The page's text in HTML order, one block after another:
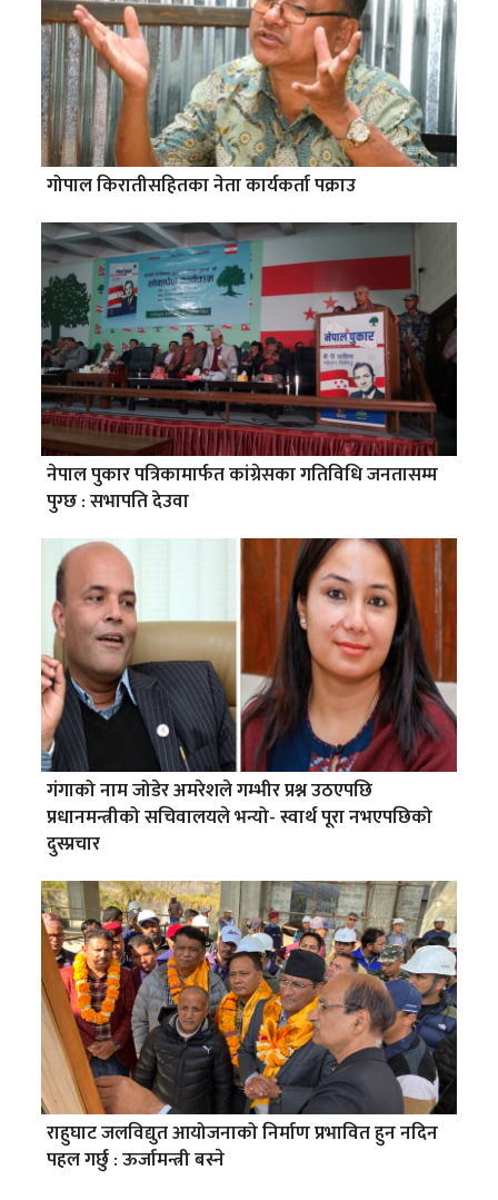
गोपाल किरातीसहितका नेता कार्यकर्ता पक्राउ
नेपाल पुकार पत्रिकामार्फत कांग्रेसका गतिविधि जनतासम्म
पुग्छ : सभापति देउवा
गंगाको नाम जोडेर अमरेशले गम्भीर प्रश्न उठएपछि
प्रधानमन्त्रीको सचिवालयले भन्यो- स्वार्थ पूरा नभएपछिको
दुस्प्रचार
राहुघाट जलविद्युत आयोजनाको निर्माण प्रभावित हुन नदिन
पहल गर्छु : ऊर्जामन्त्री बस्ने